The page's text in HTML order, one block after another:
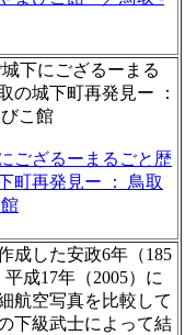
下にござるーまる
の城下町再発見ー ：
こ館
ござるーまるごと歴
町再発見ー ： 鳥取
成した安政6年（185
成17年（2005）に
航空写真を比較して
下級武士によって結